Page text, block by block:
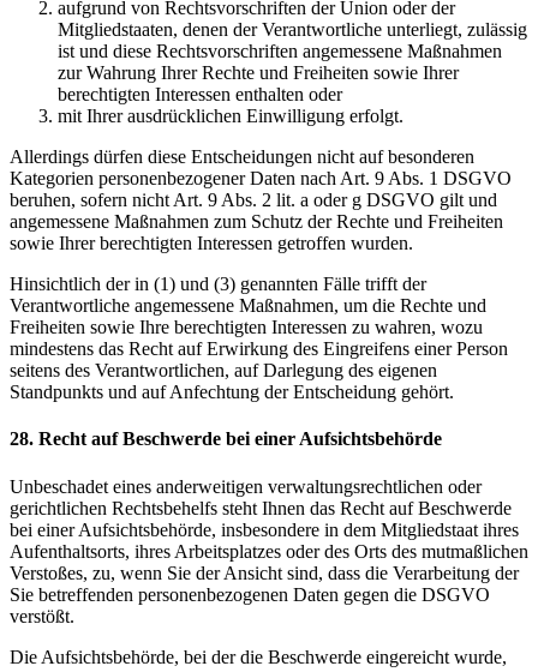
aufgrund von Rechtsvorschriften der Union oder der
Mitgliedstaaten, denen der Verantwortliche unterliegt, zulässig
ist und diese Rechtsvorschriften angemessene Maßnahmen
zur Wahrung Ihrer Rechte und Freiheiten sowie Ihrer
berechtigten Interessen enthalten oder
mit Ihrer ausdrücklichen Einwilligung erfolgt.
Allerdings dürfen diese Entscheidungen nicht auf besonderen
Kategorien personenbezogener Daten nach Art. 9 Abs. 1 DSGVO
beruhen, sofern nicht Art. 9 Abs. 2 lit. a oder g DSGVO gilt und
angemessene Maßnahmen zum Schutz der Rechte und Freiheiten
sowie Ihrer berechtigten Interessen getroffen wurden.
Hinsichtlich der in (1) und (3) genannten Fälle trifft der
Verantwortliche angemessene Maßnahmen, um die Rechte und
Freiheiten sowie Ihre berechtigten Interessen zu wahren, wozu
mindestens das Recht auf Erwirkung des Eingreifens einer Person
seitens des Verantwortlichen, auf Darlegung des eigenen
Standpunkts und auf Anfechtung der Entscheidung gehört.
28. Recht auf Beschwerde bei einer Aufsichtsbehörde
Unbeschadet eines anderweitigen verwaltungsrechtlichen oder
gerichtlichen Rechtsbehelfs steht Ihnen das Recht auf Beschwerde
bei einer Aufsichtsbehörde, insbesondere in dem Mitgliedstaat ihres
Aufenthaltsorts, ihres Arbeitsplatzes oder des Orts des mutmaßlichen
Verstoßes, zu, wenn Sie der Ansicht sind, dass die Verarbeitung der
Sie betreffenden personenbezogenen Daten gegen die DSGVO
verstößt.
Die Aufsichtsbehörde, bei der die Beschwerde eingereicht wurde,